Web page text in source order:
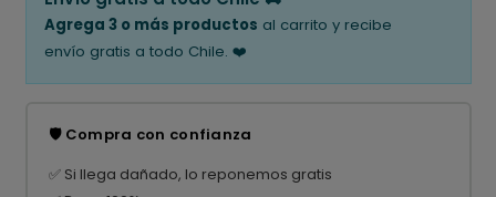
Agrega 3 o más productos al carrito y recibe
envío gratis a todo Chile. ❤️
🛡️ Compra con confianza
✅ Si llega dañado, lo reponemos gratis